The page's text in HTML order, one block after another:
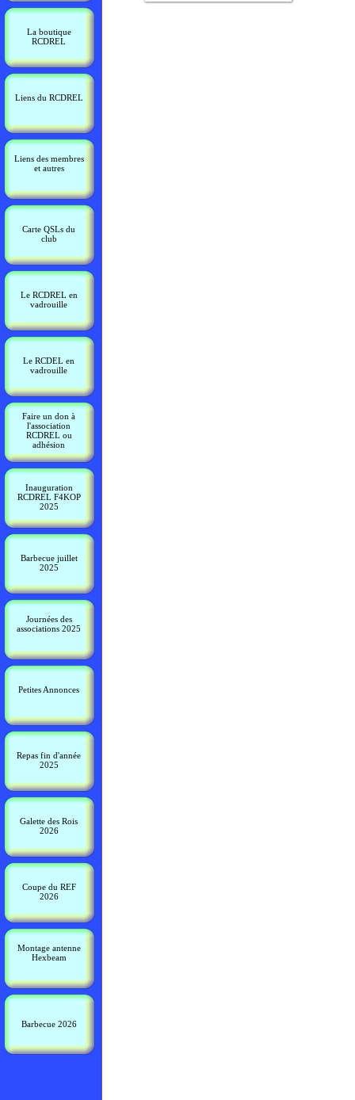
La boutique
RCDREL
Liens du RCDREL
Liens des membres
et autres
Carte QSLs du
club
Le RCDREL en
vadrouille
Le RCDEL en
vadrouille
Faire un don à
l'association
RCDREL ou
adhésion
Inauguration
RCDREL F4KOP
2025
Barbecue juillet
2025
Journées des
associations 2025
Petites Annonces
Repas fin d'année
2025
Galette des Rois
2026
Coupe du REF
2026
Montage antenne
Hexbeam
Barbecue 2026